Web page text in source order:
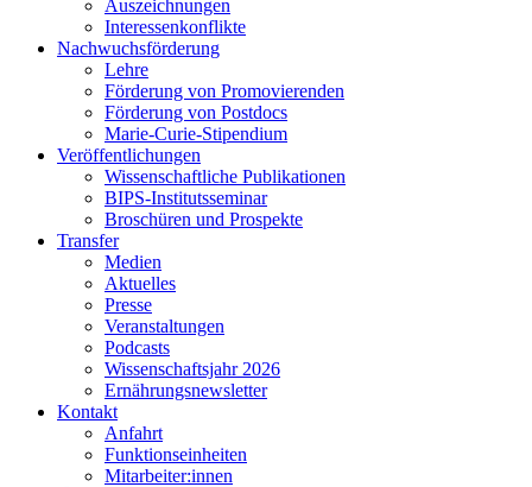
Auszeichnungen
Interessenkonflikte
Nachwuchsförderung
Lehre
Förderung von Promovierenden
Förderung von Postdocs
Marie-Curie-Stipendium
Veröffentlichungen
Wissenschaftliche Publikationen
BIPS-Institutsseminar
Broschüren und Prospekte
Transfer
Medien
Aktuelles
Presse
Veranstaltungen
Podcasts
Wissenschaftsjahr 2026
Ernährungsnewsletter
Kontakt
Anfahrt
Funktionseinheiten
Mitarbeiter:innen